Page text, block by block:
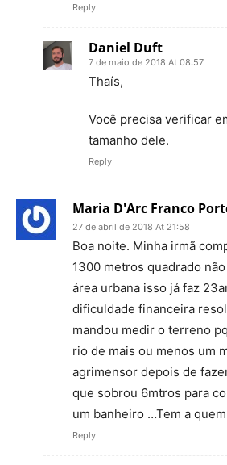
Reply
Daniel Duft
7 de maio de 2018 At 08:57
Thaís,
Você precisa verificar
tamanho dele.
Reply
Maria D'Arc Franco
27 de abril de 2018 At 21:58
Boa noite. Minha irmã
1300 metros quadrado
área urbana isso já faz
dificuldade financeira
mandou medir o terreno
rio de mais ou menos um
agrimensor depois de
que sobrou 6mtros para
um banheiro …Tem a
Reply